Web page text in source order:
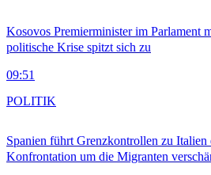
Kosovos Premierminister im Parlament
politische Krise spitzt sich zu
09:51
Spanien führt Grenzkontrollen zu
Konfrontation um die Migranten
POLITIK